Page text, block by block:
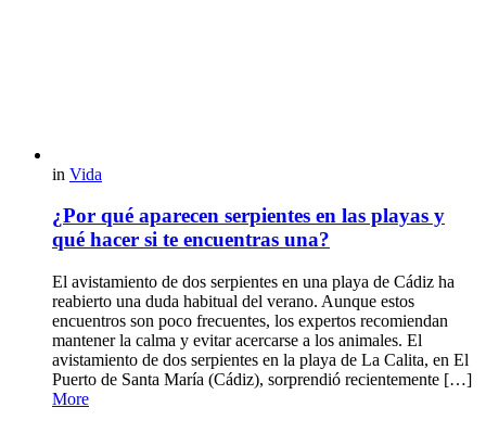
in Vida
¿Por qué aparecen serpientes en las playas y
qué hacer si te encuentras una?
El avistamiento de dos serpientes en una playa de Cádiz ha
reabierto una duda habitual del verano. Aunque estos
encuentros son poco frecuentes, los expertos recomiendan
mantener la calma y evitar acercarse a los animales. El
avistamiento de dos serpientes en la playa de La Calita, en El
Puerto de Santa María (Cádiz), sorprendió recientemente […]
More